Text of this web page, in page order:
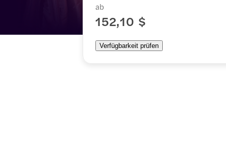
ab
152,10 $
Verfügbarkeit prüfen